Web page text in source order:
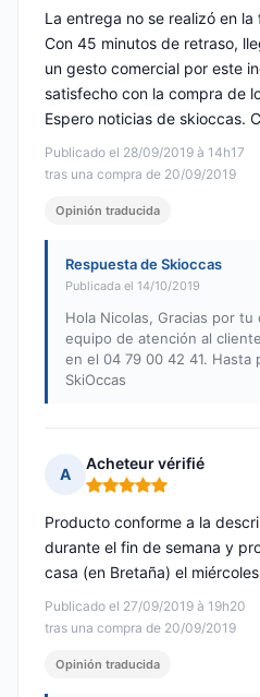
Publicado el 28/09/2019 à 14h17
tras una compra de 20/09/2019
La entrega no se realizó en
Con 45 minutos de retraso,
un gesto comercial por este
satisfecho con la compra de
Espero noticias de skioccas.
Opinión traducida
Respuesta de Skioccas
Publicada el 14/10/2019
Hola Nicolas, Gracias por
equipo de atención al
en el 04 79 00 42 41. Hasta
SkiOccas
A
Acheteur vérifié
Nota: 5 de 5
Publicado el 27/09/2019 à 19h20
tras una compra de 20/09/2019
Producto conforme a la
durante el fin de semana y
casa (en Bretaña) el
Opinión traducida